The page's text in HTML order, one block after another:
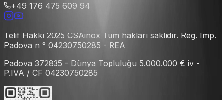
+49 176 475 609 94
Telif Hakkı 2025 CSAinox Tüm hakları saklıdır. Reg. Imp.
Padova n ° 04230750285 - REA
Padova 372835 - Dünya Topluluğu 5.000.000 € iv -
P.IVA / CF 04230750285